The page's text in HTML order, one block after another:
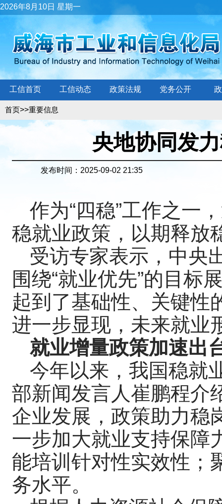
2026年8月10日 星期一
工信首页 工信动态 政策法规 党务公开
首页>>重要信息
央地协同发
发布时间：2025-09-02 21:35
作为“四稳”工作之一
稳就业政策，以期释放
受访专家表示，中央
围绕“就业优先”的目标
起到了基础性、关键性
进一步显现，未来就业
就业增量政策加速出
今年以来，我国稳就
部新闻发言人崔鹏程介
企业发展，政策助力稳
一步加大就业支持保障
能培训针对性实效性；
务水平。